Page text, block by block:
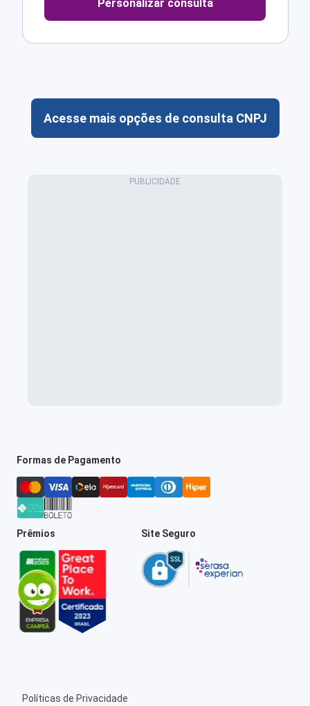
Personalizar consulta
Acesse mais opções de consulta CNPJ
Formas de Pagamento
Prêmios Site Seguro
Políticas de Privacidade